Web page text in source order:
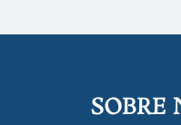
SOBRE